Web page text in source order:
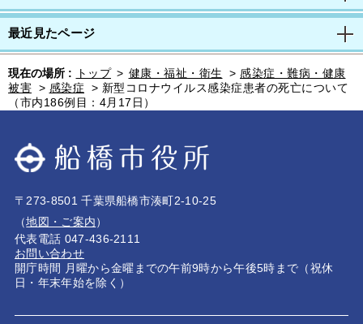
最近見たページ
現在の場所 : トップ > 健康・福祉・衛生 > 感染症・難病・健康
被害 > 感染症 > 新型コロナウイルス感染症患者の死亡について
（市内186例目：4月17日）
〒273-8501 千葉県船橋市湊町2-10-25
（地図・ご案内）
代表電話 047-436-2111
お問い合わせ
開庁時間 月曜から金曜までの午前9時から午後5時まで（祝休
日・年末年始を除く）